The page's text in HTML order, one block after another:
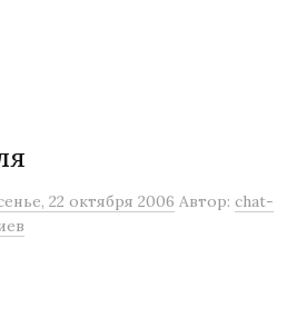
22 октября 2006 Автор: chat-